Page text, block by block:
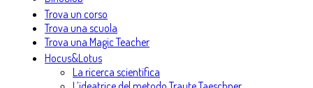
Trova un corso
Trova una scuola
Trova una Magic Teacher
Hocus&Lotus
La ricerca scientifica